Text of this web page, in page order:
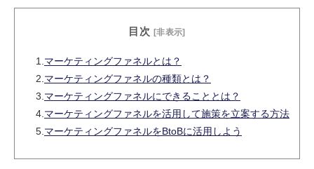
目次 [非表示]
1. マーケティングファネルとは？
2. マーケティングファネルの種類とは？
3. マーケティングファネルにできることとは？
4. マーケティングファネルを活用して施策を立案する方法
5. マーケティングファネルをBtoBに活用しよう